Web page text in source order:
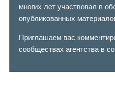
многих лет участвовал в
опубликованных
Приглашаем вас
сообществах агентства в